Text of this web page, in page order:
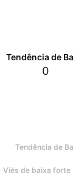
Tendência de
Viés de baixa forte
Tendência de
0